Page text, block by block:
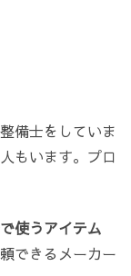
備士をしていま
もいます。プロ
使うアイテム
できるメーカー